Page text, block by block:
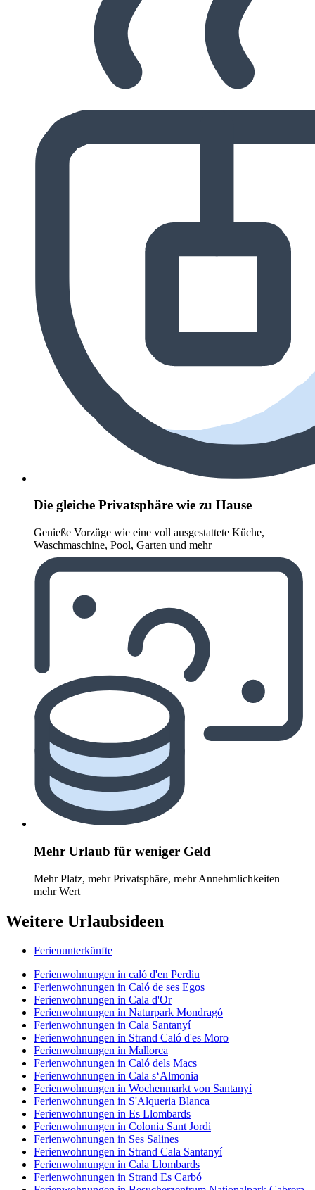
Die gleiche Privatsphäre wie zu Hause
Genieße Vorzüge wie eine voll ausgestattete Küche,
Waschmaschine, Pool, Garten und mehr
Mehr Urlaub für weniger Geld
Mehr Platz, mehr Privatsphäre, mehr Annehmlichkeiten –
mehr Wert
Weitere Urlaubsideen
Ferienunterkünfte
Ferienwohnungen in caló d'en Perdiu
Ferienwohnungen in Caló de ses Egos
Ferienwohnungen in Cala d'Or
Ferienwohnungen in Naturpark Mondragó
Ferienwohnungen in Cala Santanyí
Ferienwohnungen in Strand Caló d'es Moro
Ferienwohnungen in Mallorca
Ferienwohnungen in Caló dels Macs
Ferienwohnungen in Cala s‘Almonia
Ferienwohnungen in Wochenmarkt von Santanyí
Ferienwohnungen in S'Alqueria Blanca
Ferienwohnungen in Es Llombards
Ferienwohnungen in Colonia Sant Jordi
Ferienwohnungen in Ses Salines
Ferienwohnungen in Strand Cala Santanyí
Ferienwohnungen in Cala Llombards
Ferienwohnungen in Strand Es Carbó